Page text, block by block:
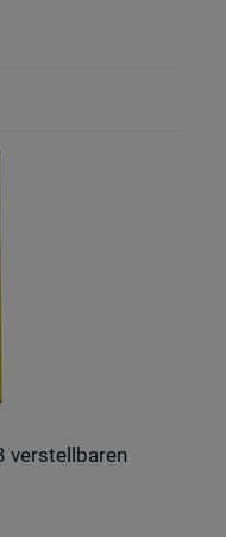
verstellbaren